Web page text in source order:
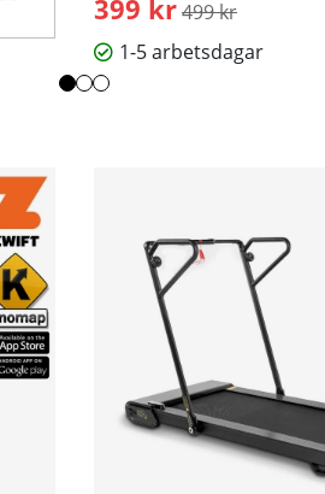
399 kr499 kr
1-5 arbetsdagar